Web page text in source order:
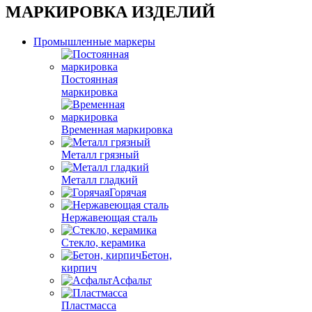
МАРКИРОВКА ИЗДЕЛИЙ
Промышленные маркеры
Постоянная
маркировка
Временная маркировка
Металл грязный
Металл гладкий
Горячая
Нержавеющая сталь
Стекло, керамика
Бетон,
кирпич
Асфальт
Пластмасса